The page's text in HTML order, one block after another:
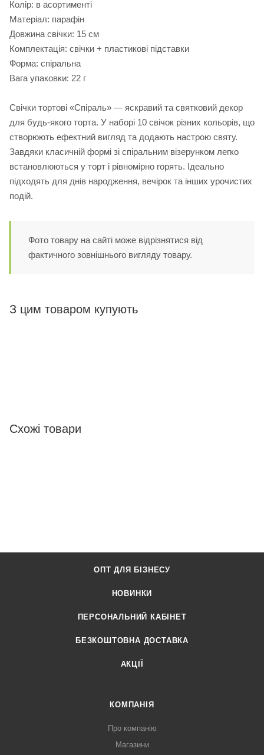
Колір: в асортименті
Матеріал: парафін
Довжина свічки: 15 см
Комплектація: свічки + пластикові підставки
Форма: спіральна
Вага упаковки: 22 г
Свічки тортові «Спіраль» — яскравий та святковий декор
для будь-якого торта. У наборі 10 свічок різних кольорів, що
створюють ефектний вигляд та додають настрою святу.
Завдяки класичній формі зі спіральним візерунком легко
встановлюються у торт і рівномірно горять. Ідеально
підходять для днів народження, вечірок та інших урочистих
подій.
Фото товару на сайті може відрізнятися від
фактичного зовнішнього вигляду товару.
З цим товаром купують
Схожі товари
ОПТ ДЛЯ БІЗНЕСУ
НОВИНКИ
ПЕРСОНАЛЬНИЙ КАБІНЕТ
БЕЗКОШТОВНА ДОСТАВКА
АКЦІЇ
КОМПАНІЯ
Про компанію
Магазини